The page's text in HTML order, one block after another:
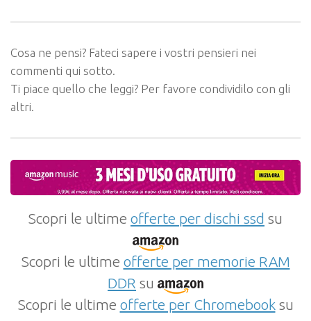
Cosa ne pensi? Fateci sapere i vostri pensieri nei
commenti qui sotto.
Ti piace quello che leggi? Per favore condividilo con gli
altri.
Scopri le ultime offerte per dischi ssd su
Scopri le ultime offerte per memorie RAM
DDR su
Scopri le ultime offerte per Chromebooksu